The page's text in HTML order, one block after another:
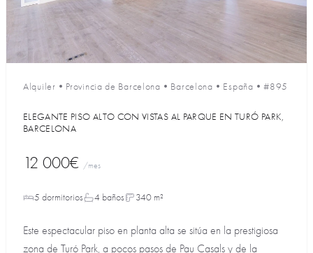
Alquiler • Provincia de Barcelona • Barcelona • España •#895
ELEGANTE PISO ALTO CON VISTAS AL PARQUE EN TURÓ PARK,
BARCELONA
12 000€ /mes
5 dormitorios 4 baños 340 m²
Este espectacular piso en planta alta se sitúa en la prestigiosa
zona de Turó Park, a pocos pasos de Pau Casals y de la